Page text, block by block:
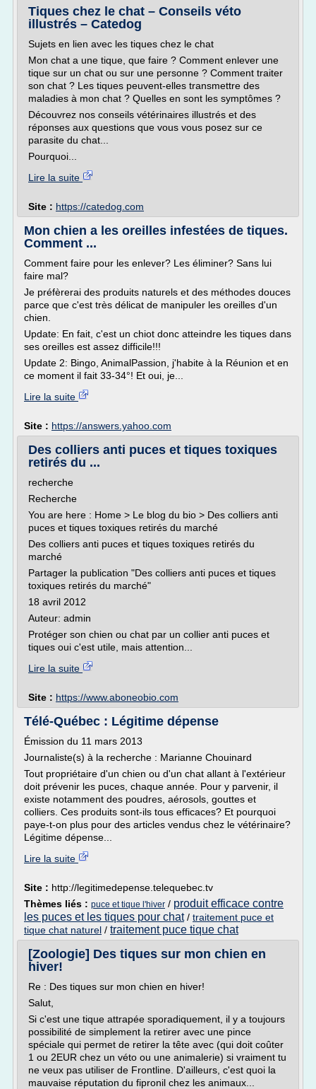
Tiques chez le chat – Conseils véto
illustrés – Catedog
Sujets en lien avec les tiques chez le chat
Mon chat a une tique, que faire ? Comment enlever une
tique sur un chat ou sur une personne ? Comment traiter
son chat ? Les tiques peuvent-elles transmettre des
maladies à mon chat ? Quelles en sont les symptômes ?
Découvrez nos conseils vétérinaires illustrés et des
réponses aux questions que vous vous posez sur ce
parasite du chat...
Pourquoi...
Lire la suite
Site : https://catedog.com
Mon chien a les oreilles infestées de tiques.
Comment ...
Comment faire pour les enlever? Les éliminer? Sans lui
faire mal?
Je préfèrerai des produits naturels et des méthodes douces
parce que c'est très délicat de manipuler les oreilles d'un
chien.
Update: En fait, c'est un chiot donc atteindre les tiques dans
ses oreilles est assez difficile!!!
Update 2: Bingo, AnimalPassion, j'habite à la Réunion et en
ce moment il fait 33-34°! Et oui, je...
Lire la suite
Site : https://answers.yahoo.com
Des colliers anti puces et tiques toxiques
retirés du ...
recherche
Recherche
You are here : Home > Le blog du bio > Des colliers anti
puces et tiques toxiques retirés du marché
Des colliers anti puces et tiques toxiques retirés du
marché
Partager la publication "Des colliers anti puces et tiques
toxiques retirés du marché"
18 avril 2012
Auteur: admin
Protéger son chien ou chat par un collier anti puces et
tiques oui c'est utile, mais attention...
Lire la suite
Site : https://www.aboneobio.com
Télé-Québec : Légitime dépense
Émission du 11 mars 2013
Journaliste(s) à la recherche : Marianne Chouinard
Tout propriétaire d'un chien ou d'un chat allant à l'extérieur
doit prévenir les puces, chaque année. Pour y parvenir, il
existe notamment des poudres, aérosols, gouttes et
colliers. Ces produits sont-ils tous efficaces? Et pourquoi
paye-t-on plus pour des articles vendus chez le vétérinaire?
Légitime dépense...
Lire la suite
Site : http://legitimedepense.telequebec.tv
Thèmes liés : puce et tique l'hiver / produit efficace contre
les puces et les tiques pour chat/ traitement puce et
tique chat naturel / traitement puce tique chat
[Zoologie] Des tiques sur mon chien en
hiver!
Re : Des tiques sur mon chien en hiver!
Salut,
Si c'est une tique attrapée sporadiquement, il y a toujours
possibilité de simplement la retirer avec une pince
spéciale qui permet de retirer la tête avec (qui doit coûter
1 ou 2EUR chez un véto ou une animalerie) si vraiment tu
ne veux pas utiliser de Frontline. D'ailleurs, c'est quoi la
mauvaise réputation du fipronil chez les animaux...